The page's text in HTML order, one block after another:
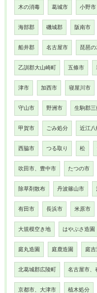
木の消毒 葛城市 小野市
海部郡 磯城郡 阪南市
船井郡 名古屋市 琵琶
乙訓郡大山崎町 五條市
津市 加西市 寝屋川市
守山市 野洲市 生駒郡三
甲賀市 ごみ処分 近江八
西脇市 つる取り 松
吹田市、豊中市 たつの市
除草剤散布 丹波篠山市
有田市 長浜市 米原市
大規模空き地 はやぶさ造園
庭丸造園 庭鹿造園 庭吉
北葛城郡広陵町 名古屋市、
京都市、大津市 植木処分